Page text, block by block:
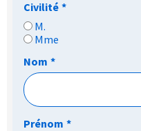
Civilité *
M.
Mme
Nom *
Prénom *